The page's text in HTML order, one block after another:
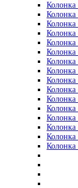
Колонка
Колонка
Колонка
Колонка
Колонка
Колонка
Колонка
Колонка
Колонка
Колонка
Колонка
Колонка
Колонка
Колонка
Колонка
Колонка